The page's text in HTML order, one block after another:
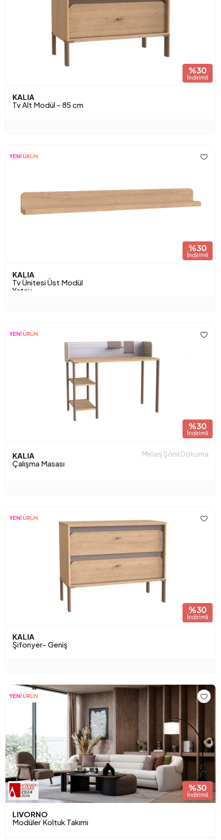
KALIA
Tv Alt Modül - 85 cm
YENİ ÜRÜN
KALIA
Tv Ünitesi Üst Modül
Yatay
YENİ ÜRÜN
KALIA
Çalışma Masası
Melanj Şönil Dokuma
YENİ ÜRÜN
KALIA
Şifonyer- Geniş
YENİ ÜRÜN
LIVORNO
Modüler Koltuk Takımı